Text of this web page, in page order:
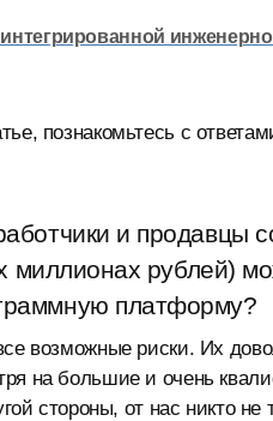
познакомьтесь с
и продавцы
миллионах рублей)
платформу?
возможные риски. Их
на большие и очень
стороны, от нас никто